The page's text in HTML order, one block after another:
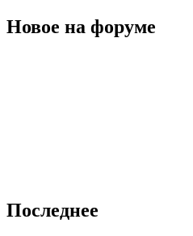
Новое на форуме
Последнее